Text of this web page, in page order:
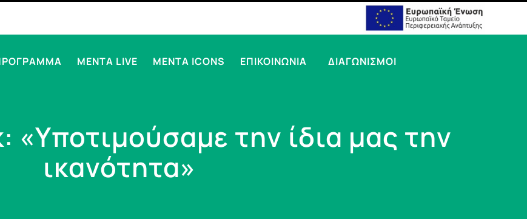
MENTA LIVE MENTA ICONS ΕΠΙΚΟΙΝΩΝΙΑ ΔΙΑΓΩΝΙΣΜΟΙ
«Υποτιμούσαμε την ίδια μας την
ικανότητα»